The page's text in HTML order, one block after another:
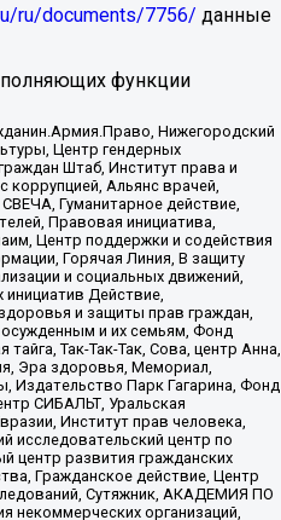
ru/documents/7756/ данные
функции
Нижегородский
Центр гендерных
Штаб, Институт права и
коррупцией, Альянс врачей,
Гуманитарное действие,
Правовая инициатива,
Центр поддержки и содействия
Горячая Линия, В защиту
и социальных движений,
Действие,
и защиты прав граждан,
и их семьям, Фонд
Так-Так-Так, Сова, центр Анна,
Эра здоровья, Мемориал,
Издательство Парк Гагарина, Фонд
СИБАЛЬТ, Уральская
Институт прав человека,
исследовательский центр по
центр развития гражданских
Гражданское действие, Центр
Сутяжник, АКАДЕМИЯ ПО
организаций,